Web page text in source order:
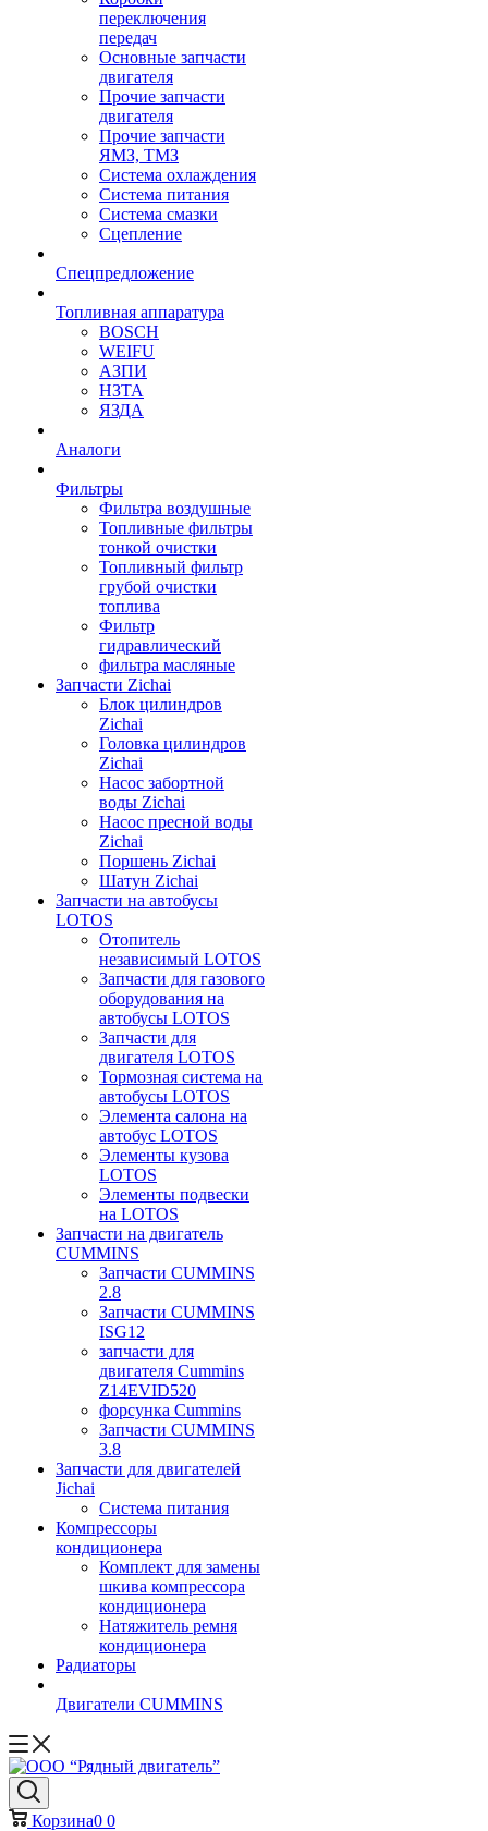
переключения
передач
Основные запчасти
двигателя
Прочие запчасти
двигателя
Прочие запчасти
ЯМЗ, ТМЗ
Система охлаждения
Система питания
Система смазки
Сцепление
Спецпредложение
Топливная аппаратура
BOSCH
WEIFU
АЗПИ
НЗТА
ЯЗДА
Аналоги
Фильтры
Фильтра воздушные
Топливные фильтры
тонкой очистки
Топливный фильтр
грубой очистки
топлива
Фильтр
гидравлический
фильтра масляные
Запчасти Zichai
Блок цилиндров
Zichai
Головка цилиндров
Zichai
Насос забортной
воды Zichai
Насос пресной воды
Zichai
Поршень Zichai
Шатун Zichai
Запчасти на автобусы
LOTOS
Отопитель
независимый LOTOS
Запчасти для газового
оборудования на
автобусы LOTOS
Запчасти для
двигателя LOTOS
Тормозная система на
автобусы LOTOS
Элемента салона на
автобус LOTOS
Элементы кузова
LOTOS
Элементы подвески
на LOTOS
Запчасти на двигатель
CUMMINS
Запчасти CUMMINS
2.8
Запчасти CUMMINS
ISG12
запчасти для
двигателя Cummins
Z14EVID520
форсунка Cummins
Запчасти CUMMINS
3.8
Запчасти для двигателей
Jichai
Система питания
Компрессоры
кондиционера
Комплект для замены
шкива компрессора
кондиционера
Натяжитель ремня
кондиционера
Радиаторы
Двигатели CUMMINS
Корзина0 0